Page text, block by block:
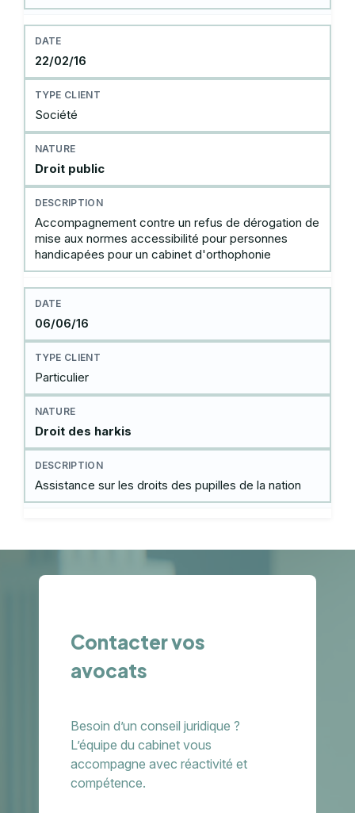
22/02/16
Société
Droit public
Accompagnement contre un refus de dérogation de
mise aux normes accessibilité pour personnes
handicapées pour un cabinet d'orthophonie
06/06/16
Particulier
Droit des harkis
Assistance sur les droits des pupilles de la nation
Contacter vos
avocats
Besoin d’un conseil juridique ?
L’équipe du cabinet vous
accompagne avec réactivité et
compétence.